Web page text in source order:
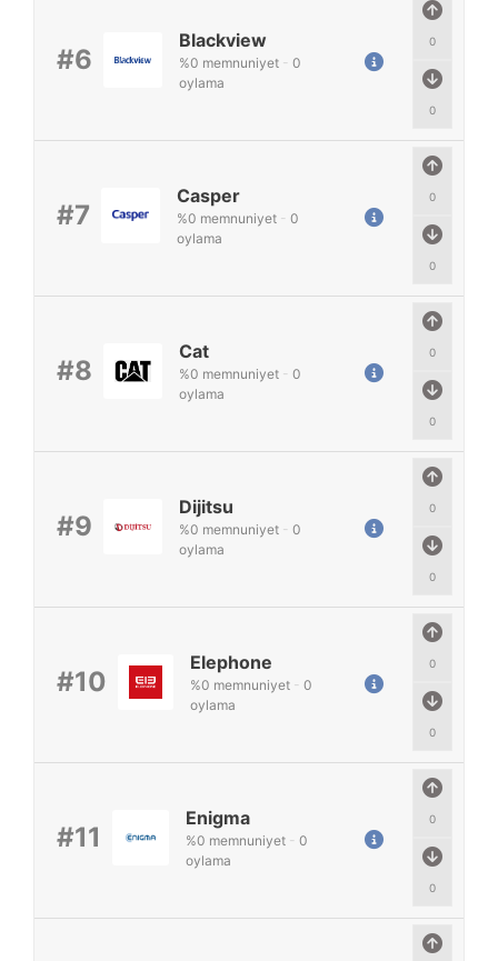
#6
0
0
Blackview
%0 memnuniyet - 0
oylama
#7
0
0
Casper
%0 memnuniyet - 0
oylama
#8
0
0
Cat
%0 memnuniyet - 0
oylama
#9
0
0
Dijitsu
%0 memnuniyet - 0
oylama
#10
0
0
Elephone
%0 memnuniyet - 0
oylama
#11
0
0
Enigma
%0 memnuniyet - 0
oylama